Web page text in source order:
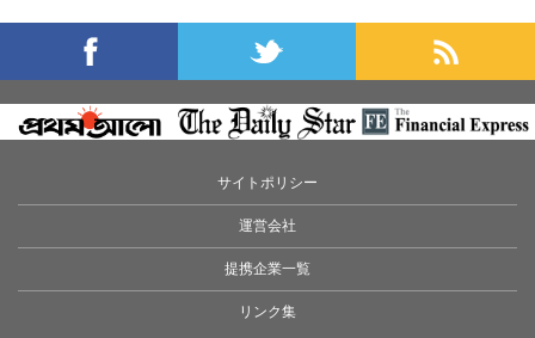
サイトポリシー
運営会社
提携企業一覧
リンク集